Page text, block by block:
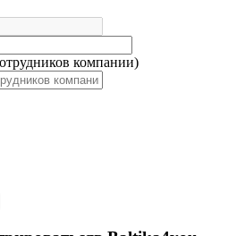
компании)